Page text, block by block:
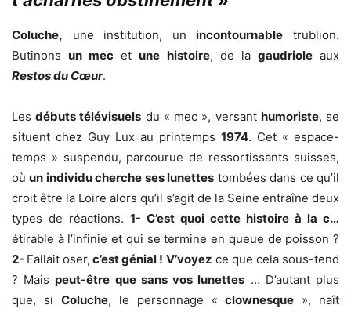
Coluche, une institution, unincontournable trublion.
Butinonsun mec etune histoire, de la gaudrioleaux
Restos du Cœur.
Lesdébuts télévisuels du « mec », versant humoriste, se
situent chez Guy Lux au printemps 1974. Cet « espace-
temps » suspendu, parcourue de ressortissants suisses,
oùun individu cherche ses lunettes tombées dans ce qu’il
croit être la Loire alors qu’il s’agit de la Seine entraîne deux
types de réactions. 1- C’est quoi cette histoire à la c…
étirable à l’infinie et qui se termine en queue de poisson ?
2- Fallait oser, c’est génial ! V’voyez ce que cela sous-tend
? Maispeut-être que sans vos lunettes … D’autant plus
que, si Coluche, le personnage « clownesque », naît